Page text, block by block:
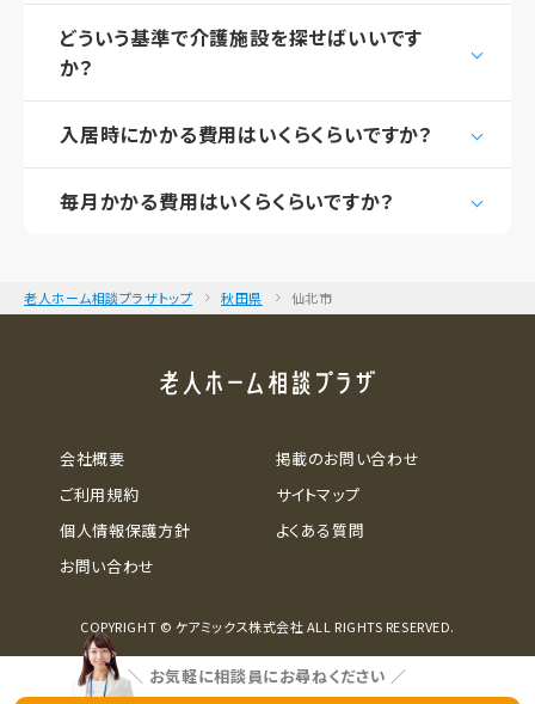
どういう基準で介護施設を探せばいいです
か？
入居時にかかる費用はいくらくらいですか？
毎月かかる費用はいくらくらいですか？
老人ホーム相談プラザトップ 秋田県 仙北市
＼ お気軽に相談員にお尋ねください ／
会社概要
ご利用規約
個人情報保護方針
お問い合わせ
掲載のお問い合わせ
サイトマップ
よくある質問
COPYRIGHT © ケアミックス株式会社 ALL RIGHTS RESERVED.